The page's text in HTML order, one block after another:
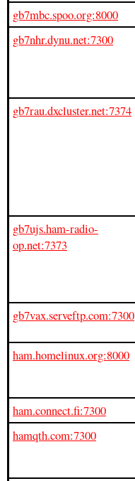
gb7mbc.spoo.org:8000
gb7nhr.dynu.net:7300
gb7rau.dxcluster.net:7374
gb7ujs.ham-radio-
op.net:7373
gb7vax.serveftp.com:7300
ham.homelinux.org:8000
ham.connect.fi:7300
hamqth.com:7300